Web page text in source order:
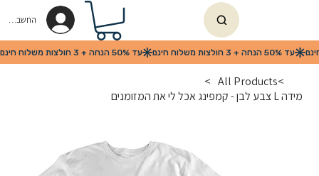
החשבון שלי
>
All Products
>
מידה L צבע לבן - קמפינג אכל לי את המזומנים